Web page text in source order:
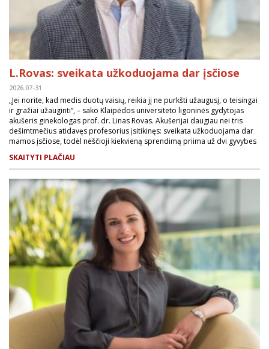
L.Rovas: sveikata užkoduojama dar įsčiose
2026.07-31
„Jei norite, kad medis duotų vaisių, reikia jį ne purkšti užaugusį, o teisingai
ir gražiai užauginti“, – sako Klaipėdos universiteto ligoninės gydytojas
akušeris ginekologas prof. dr. Linas Rovas. Akušerijai daugiau nei tris
dešimtmečius atidavęs profesorius įsitikinęs: sveikata užkoduojama dar
mamos įsčiose, todėl nėščioji kiekvieną sprendimą priima už dvi gyvybes
SKAITYTI PLAČIAU